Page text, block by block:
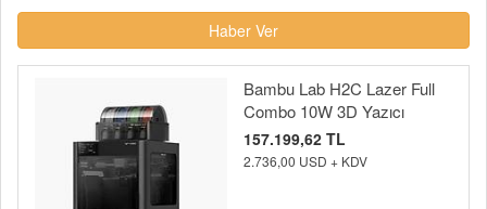
Haber Ver
Bambu Lab H2C Lazer Full
Combo 10W 3D Yazıcı
157.199,62 TL
2.736,00 USD + KDV